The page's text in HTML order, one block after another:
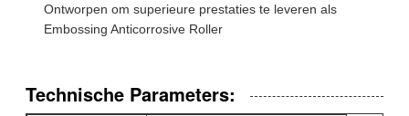
Ontworpen om superieure prestaties te leveren als
Embossing Anticorrosive Roller
Technische Parameters: